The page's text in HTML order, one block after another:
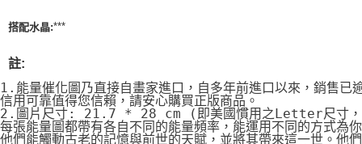
搭配水晶:***
註:
1.能量催化圖乃直接自畫家進口，自多年前進口以來，銷售已
信用可靠值得您信賴，請安心購買正版商品。
2.圖片尺寸: 21.7 * 28 cm (即美國慣用之Letter尺寸，
每張能量圖都帶有各自不同的能量頻率，能運用不同的方式為
他們能觸動古老的記憶與前世的天賦，並將其帶來這一世。他